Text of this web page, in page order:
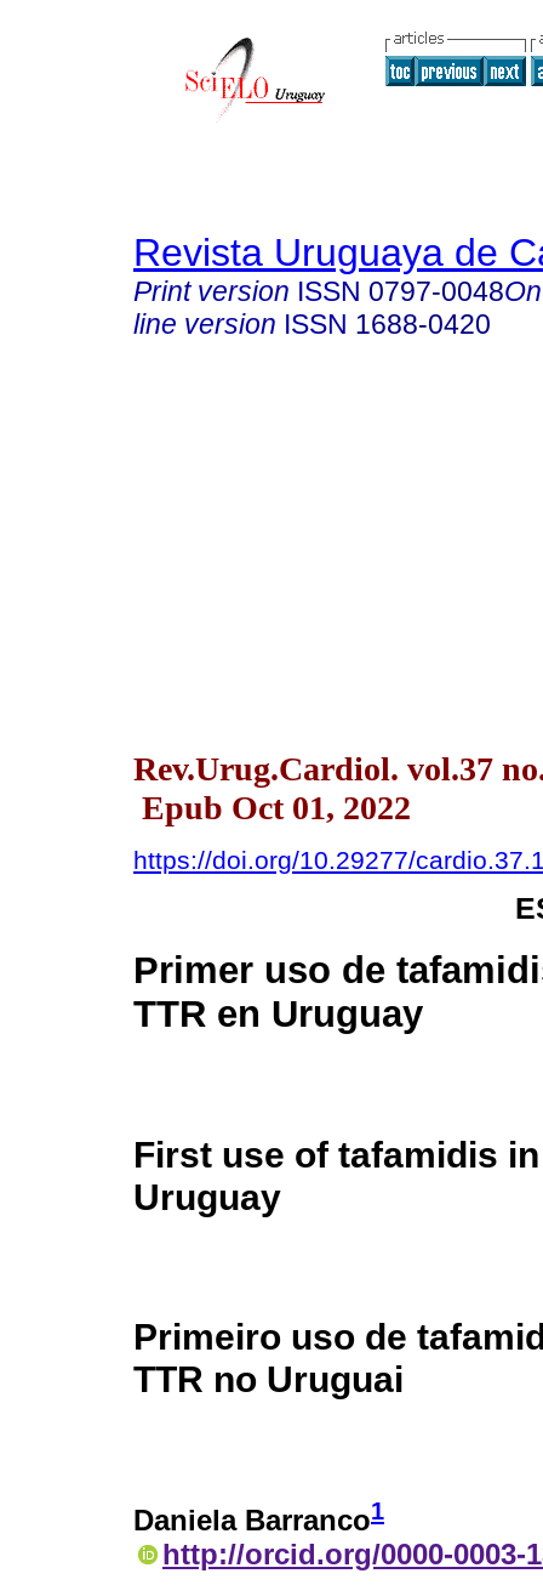
Revista Uruguaya de
Print version ISSN 0797-0048
line version ISSN 1688-0420
Rev.Urug.Cardiol. vol.37
Epub Oct 01, 2022
https://doi.org/10.29277/
Primer uso de
TTR en Uruguay
First use of tafamidis
Uruguay
Primeiro uso de
TTR no Uruguai
Daniela Barranco1
http://orcid.org/0000-0003-